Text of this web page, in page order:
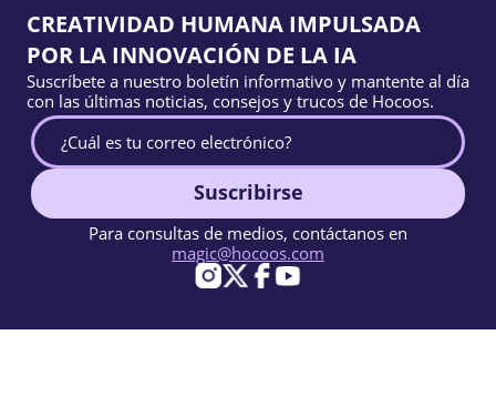
CREATIVIDAD HUMANA IMPULSADA
POR LA INNOVACIÓN DE LA IA
Suscríbete a nuestro boletín informativo y mantente al día
con las últimas noticias, consejos y trucos de Hocoos.
Suscribirse
Para consultas de medios, contáctanos en
magic@hocoos.com